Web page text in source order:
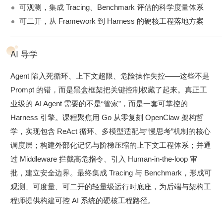
可观测，集成 Tracing、Benchmark 评估的科学度量体系
可二开，从 Framework 到 Harness 的硬核工程落地方案
AI 导学
Agent 陷入死循环、上下文超限、危险操作失控——这些不是
Prompt 的错，而是黑盒框架把关键控制权藏了起来。真正工
业级的 AI Agent 需要的不是“管家”，而是一套可掌控的
Harness 引擎。课程聚焦用 Go 从零复刻 OpenClaw 架构哲
学，实现包含 ReAct 循环、多模型适配与“慢思考”机制的核心
调度层；构建外部化记忆与阶梯压缩的上下文工程体系；并通
过 Middleware 拦截高危指令、引入 Human-in-the-loop 审
批，建立安全边界。最终集成 Tracing 与 Benchmark，形成可
观测、可度量、可二开的轻量级运行时底座，为后端与架构工
程师提供构建可控 AI 系统的硬核工程路径。